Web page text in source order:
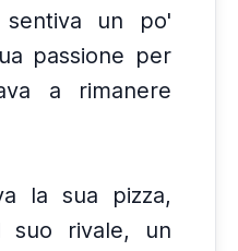
sentiva un po'
passione per
a rimanere
la sua pizza,
suo rivale, un